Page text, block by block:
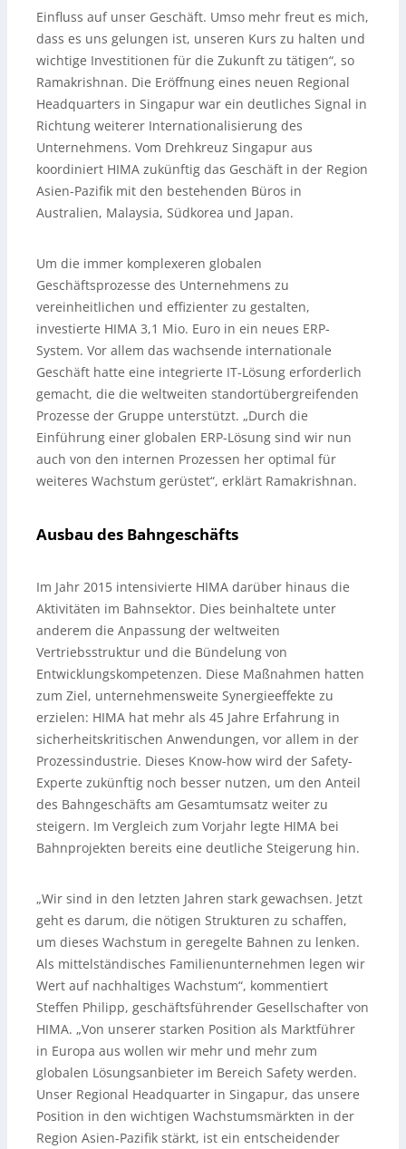
Einfluss auf unser Geschäft. Umso mehr freut es mich,
dass es uns gelungen ist, unseren Kurs zu halten und
wichtige Investitionen für die Zukunft zu tätigen“, so
Ramakrishnan. Die Eröffnung eines neuen Regional
Headquarters in Singapur war ein deutliches Signal in
Richtung weiterer Internationalisierung des
Unternehmens. Vom Drehkreuz Singapur aus
koordiniert HIMA zukünftig das Geschäft in der Region
Asien-Pazifik mit den bestehenden Büros in
Australien, Malaysia, Südkorea und Japan.
Um die immer komplexeren globalen
Geschäftsprozesse des Unternehmens zu
vereinheitlichen und effizienter zu gestalten,
investierte HIMA 3,1 Mio. Euro in ein neues ERP-
System. Vor allem das wachsende internationale
Geschäft hatte eine integrierte IT-Lösung erforderlich
gemacht, die die weltweiten standortübergreifenden
Prozesse der Gruppe unterstützt. „Durch die
Einführung einer globalen ERP-Lösung sind wir nun
auch von den internen Prozessen her optimal für
weiteres Wachstum gerüstet“, erklärt Ramakrishnan.
Ausbau des Bahngeschäfts
Im Jahr 2015 intensivierte HIMA darüber hinaus die
Aktivitäten im Bahnsektor. Dies beinhaltete unter
anderem die Anpassung der weltweiten
Vertriebsstruktur und die Bündelung von
Entwicklungskompetenzen. Diese Maßnahmen hatten
zum Ziel, unternehmensweite Synergieeffekte zu
erzielen: HIMA hat mehr als 45 Jahre Erfahrung in
sicherheitskritischen Anwendungen, vor allem in der
Prozessindustrie. Dieses Know-how wird der Safety-
Experte zukünftig noch besser nutzen, um den Anteil
des Bahngeschäfts am Gesamtumsatz weiter zu
steigern. Im Vergleich zum Vorjahr legte HIMA bei
Bahnprojekten bereits eine deutliche Steigerung hin.
„Wir sind in den letzten Jahren stark gewachsen. Jetzt
geht es darum, die nötigen Strukturen zu schaffen,
um dieses Wachstum in geregelte Bahnen zu lenken.
Als mittelständisches Familienunternehmen legen wir
Wert auf nachhaltiges Wachstum“, kommentiert
Steffen Philipp, geschäftsführender Gesellschafter von
HIMA. „Von unserer starken Position als Marktführer
in Europa aus wollen wir mehr und mehr zum
globalen Lösungsanbieter im Bereich Safety werden.
Unser Regional Headquarter in Singapur, das unsere
Position in den wichtigen Wachstumsmärkten in der
Region Asien-Pazifik stärkt, ist ein entscheidender